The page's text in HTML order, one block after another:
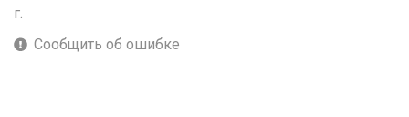
г.
Сообщить об ошибке